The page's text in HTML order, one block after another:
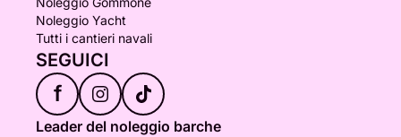
Noleggio Yacht
Tutti i cantieri navali
SEGUICI
f
Leader del noleggio barche